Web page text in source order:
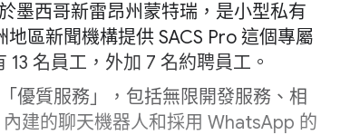
墨西哥新雷昂州蒙特瑞，是小型私有
區新聞機構提供 SACS Pro 這個專屬
名員工，外加 7 名約聘員工。
優質服務」，包括無限開發服務、相
建的聊天機器人和採用 WhatsApp 的